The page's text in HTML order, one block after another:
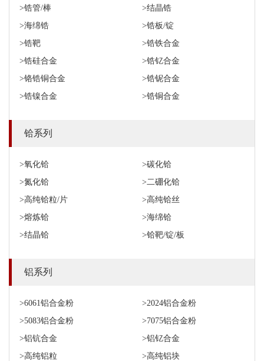
>锆管/棒
>结晶锆
>海绵锆
>锆板/锭
>锆靶
>锆铁合金
>锆硅合金
>锆钇合金
>铬锆铜合金
>锆铌合金
>锆镍合金
>锆铜合金
铪系列
>氧化铪
>碳化铪
>氮化铪
>二硼化铪
>高纯铪粒/片
>高纯铪丝
>熔炼铪
>海绵铪
>结晶铪
>铪靶/锭/板
铝系列
>6061铝合金粉
>2024铝合金粉
>5083铝合金粉
>7075铝合金粉
>铝钪合金
>铝钇合金
>高纯铝粒
>高纯铝块